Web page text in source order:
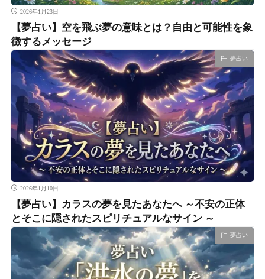
2026年1月23日
【夢占い】空を飛ぶ夢の意味とは？自由と可能性を象
徴するメッセージ
夢占い
2026年1月10日
【夢占い】カラスの夢を見たあなたへ ～不安の正体
とそこに隠されたスピリチュアルなサイン ～
夢占い